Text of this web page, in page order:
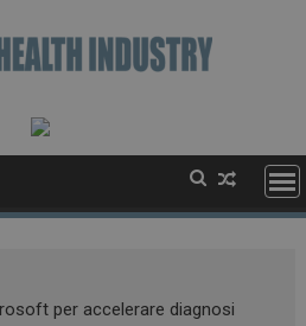
per accelerare diagnosi